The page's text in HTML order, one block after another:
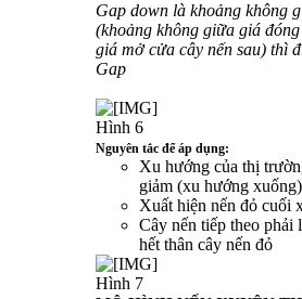
Gap down là khoảng không
(khoảng không giữa giá
giá mở cửa cây nến sau) thì
Gap
Hình 6
Nguyên tắc để áp dụng:
Xu hướng của thị
giảm (xu hướng xuống)
Xuất hiện nến đỏ cuối
Cây nến tiếp theo phải
hết thân cây nến đỏ
Hình 7